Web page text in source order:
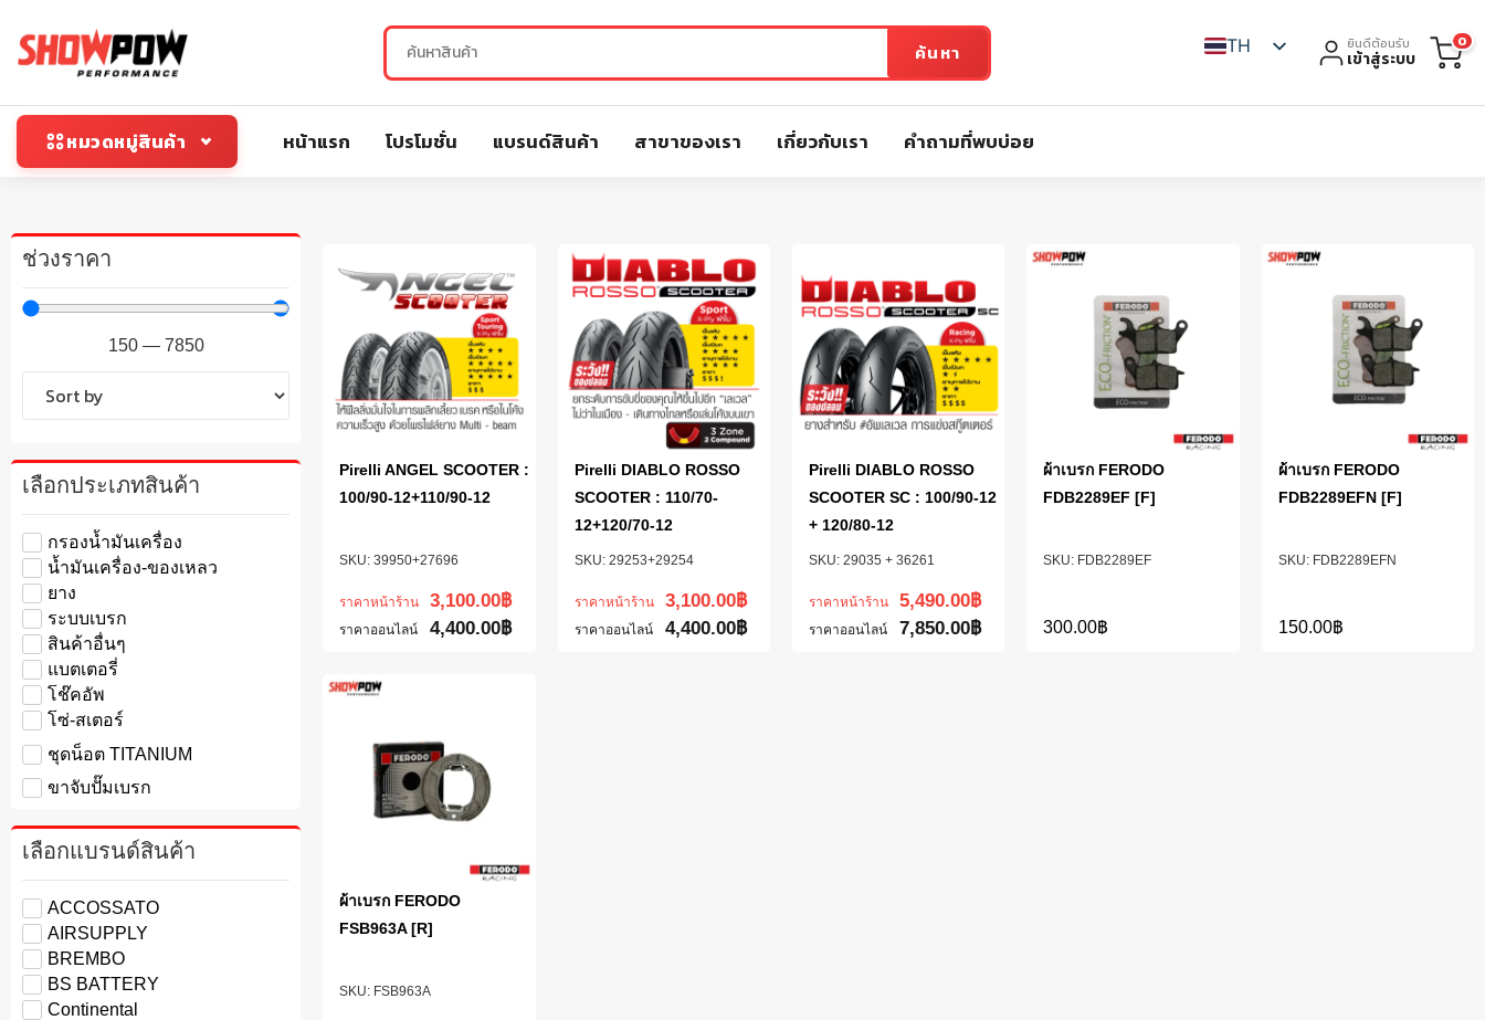
ค้นหา TH ยินดีต้อนรับ
เข้าสู่ระบบ
0
หมวดหมู่สินค้า หน้าแรก โปรโมชั่น แบรนด์สินค้า สาขาของเรา เกี่ยวกับเรา คำถามที่พบบ่อย
ช่วงราคา
150 — 7850
เลือกประเภทสินค้า
กรองน้ำมันเครื่อง
น้ำมันเครื่อง-ของเหลว
ยาง
ระบบเบรก
สินค้าอื่นๆ
แบตเตอรี่
โช๊คอัพ
โซ่-สเตอร์
ชุดน็อต TITANIUM
ขาจับปั๊มเบรก
เลือกแบรนด์สินค้า
ACCOSSATO
AIRSUPPLY
BREMBO
BS BATTERY
Continental
39950+27696
Pirelli ANGEL SCOOTER :
100/90-12+110/90-12
ราคาหน้าร้าน 3,100.00฿
ราคาออนไลน์ 4,400.00฿
29253+29254
Pirelli DIABLO ROSSO
SCOOTER : 110/70-
12+120/70-12
ราคาหน้าร้าน 3,100.00฿
ราคาออนไลน์ 4,400.00฿
29035 + 36261
Pirelli DIABLO ROSSO
SCOOTER SC : 100/90-12
+ 120/80-12
ราคาหน้าร้าน 5,490.00฿
ราคาออนไลน์ 7,850.00฿
FDB2289EF
ผ้าเบรก FERODO
FDB2289EF [F]
300.00฿
FDB2289EFN
ผ้าเบรก FERODO
FDB2289EFN [F]
150.00฿
FSB963A
ผ้าเบรก FERODO
FSB963A [R]